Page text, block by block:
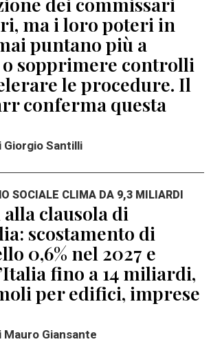
ma i loro poteri in
puntano più a
sopprimere controlli
le procedure. Il
conferma questa
Giorgio Santilli
SOCIALE CLIMA DA 9,3 MILIARDI
clausola di
scostamento di
0,6% nel 2027 e
fino a 14 miliardi,
per edifici, imprese
Mauro Giansante